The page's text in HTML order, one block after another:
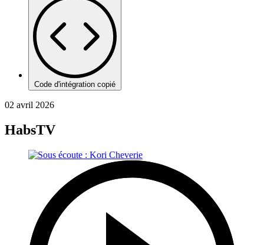
Code d'intégration copié
02 avril 2026
HabsTV